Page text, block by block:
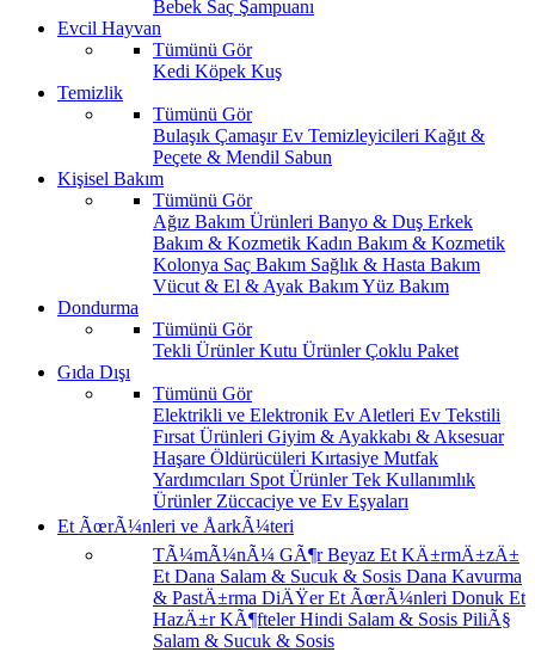
Bebek Saç Şampuanı
Evcil Hayvan
Tümünü Gör
Kedi Köpek Kuş
Temizlik
Tümünü Gör
Bulaşık ÇamaşırEv Temizleyicileri Kağıt &
Peçete & Mendil Sabun
Kişisel Bakım
Tümünü Gör
Ağız Bakım Ürünleri Banyo & Duş Erkek
Bakım & Kozmetik Kadın Bakım & Kozmetik
Kolonya Saç Bakım Sağlık & Hasta Bakım
Vücut & El & Ayak BakımYüz Bakım
Dondurma
Tümünü Gör
Tekli ÜrünlerKutu ÜrünlerÇoklu Paket
Gıda Dışı
Tümünü Gör
Elektrikli ve Elektronik Ev Aletleri Ev Tekstili
Fırsat Ürünleri Giyim & Ayakkabı & Aksesuar
Haşare Öldürücüleri Kırtasiye Mutfak
Yardımcıları Spot ÜrünlerTek Kullanımlık
Ürünler Züccaciye ve Ev Eşyaları
Et ÃœrÃ¼nleri ve ÅarkÃ¼teri
TÃ¼mÃ¼nÃ¼ GÃ¶rBeyaz Et KÄ±rmÄ±zÄ±
Et Dana Salam & Sucuk & Sosis Dana Kavurma
& PastÄ±rma DiÄŸer Et ÃœrÃ¼nleri Donuk Et
HazÄ±r KÃ¶ftelerHindi Salam & Sosis PiliÃ§
Salam & Sucuk & Sosis